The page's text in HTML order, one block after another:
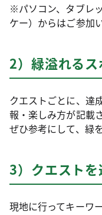
※パソコン、タブレ
ケー）からはご参加
2）緑溢れる
クエストごとに、達
報・楽しみ方が記載
ぜひ参考にして、緑
3）クエストを
現地に行ってキーワ